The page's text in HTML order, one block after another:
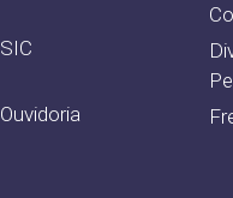
SIC
Ouvidoria